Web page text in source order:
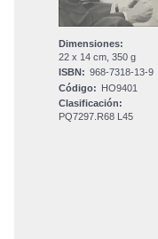
Dimensiones:
22 x 14 cm, 350 g
ISBN: 968-7318-13-9
Código: HO9401
Clasificación:
PQ7297.R68 L45